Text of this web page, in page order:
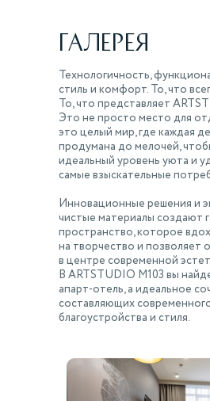
ARTSTUDIO M103
Guests' Choice 2025
оставаться» от Яндекс
Финалист
Национальной
Технологичность,
стиль и комфорт. То, что
То, что представляет
Это не просто место для
это целый мир, где каждая
продумана до мелочей,
идеальный уровень уюта и
самые взыскательные
Инновационные решения и
чистые материалы создают
пространство, которое
на творчество и позволяет
в центре современной
В ARTSTUDIO M103 вы
апарт-отель, а идеальное
составляющих
благоустройства и стиля.
ГАЛЕРЕЯ